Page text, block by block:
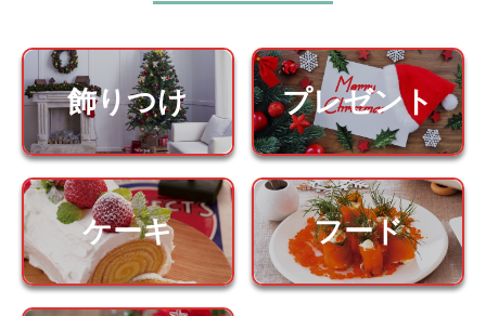
飾りつけ プレゼント
ケーキ フード